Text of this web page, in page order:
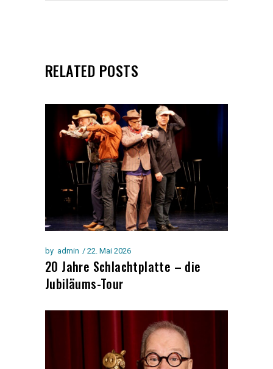
RELATED POSTS
by admin 22. Mai 2026
20 Jahre Schlachtplatte – die
Jubiläums-Tour